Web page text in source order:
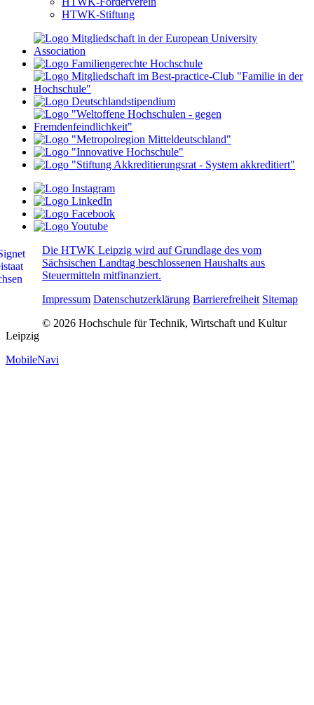
HTWK-Stiftung
Die HTWK Leipzig wird auf Grundlage des vom
Sächsischen Landtag beschlossenen Haushalts aus
Steuermitteln mitfinanziert.
Impressum Datenschutzerklärung Barrierefreiheit Sitemap
© 2026 Hochschule für Technik, Wirtschaft und Kultur
Leipzig
MobileNavi